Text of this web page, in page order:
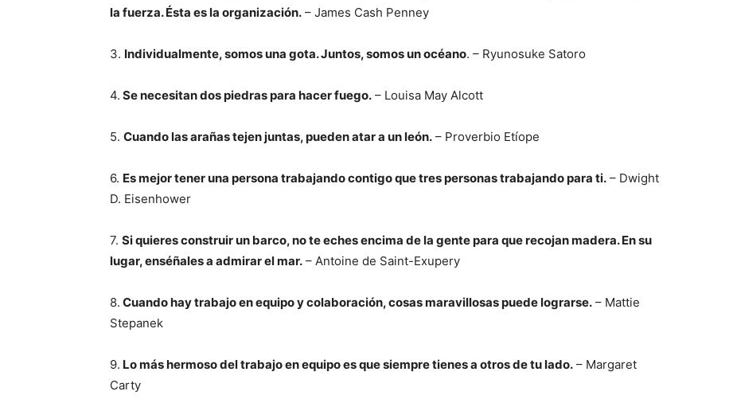
la fuerza. Ésta es la organización. – James Cash Penney
3. Individualmente, somos una gota. Juntos, somos un océano. – Ryunosuke Satoro
4. Se necesitan dos piedras para hacer fuego. – Louisa May Alcott
5. Cuando las arañas tejen juntas, pueden atar a un león. – Proverbio Etíope
6. Es mejor tener una persona trabajando contigo que tres personas trabajando para ti. – Dwight
D. Eisenhower
7. Si quieres construir un barco, no te eches encima de la gente para que recojan madera. En su
lugar, enséñales a admirar el mar. – Antoine de Saint-Exupery
8. Cuando hay trabajo en equipo y colaboración, cosas maravillosas puede lograrse. – Mattie
Stepanek
9. Lo más hermoso del trabajo en equipo es que siempre tienes a otros de tu lado. – Margaret
Carty